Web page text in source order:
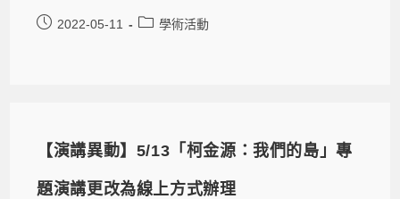
2022-05-11 學術活動
【演講異動】5/13「柯金源：我們的島」專
題演講更改為線上方式辦理